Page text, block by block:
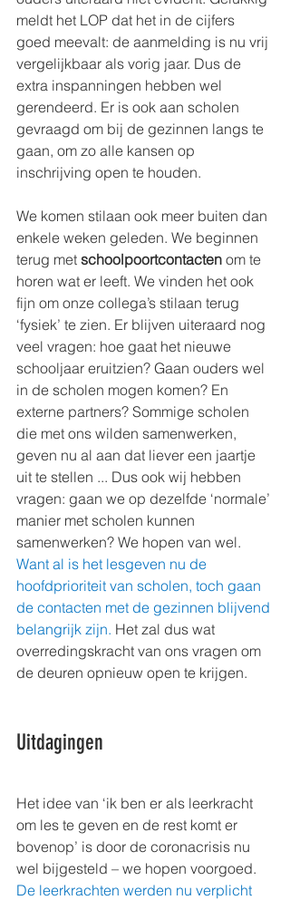
meldt het LOP dat het in de cijfers
goed meevalt: de aanmelding is nu vrij
vergelijkbaar als vorig jaar. Dus de
extra inspanningen hebben wel
gerendeerd. Er is ook aan scholen
gevraagd om bij de gezinnen langs te
gaan, om zo alle kansen op
inschrijving open te houden.
We komen stilaan ook meer buiten dan
enkele weken geleden. We beginnen
terug met schoolpoortcontacten om te
horen wat er leeft. We vinden het ook
fijn om onze collega’s stilaan terug
‘fysiek’ te zien. Er blijven uiteraard nog
veel vragen: hoe gaat het nieuwe
schooljaar eruitzien? Gaan ouders wel
in de scholen mogen komen? En
externe partners? Sommige scholen
die met ons wilden samenwerken,
geven nu al aan dat liever een jaartje
uit te stellen ... Dus ook wij hebben
vragen: gaan we op dezelfde ‘normale’
manier met scholen kunnen
samenwerken? We hopen van wel.
Want al is het lesgeven nu de
hoofdprioriteit van scholen, toch gaan
de contacten met de gezinnen blijvend
belangrijk zijn. Het zal dus wat
overredingskracht van ons vragen om
de deuren opnieuw open te krijgen.
Uitdagingen
Het idee van ‘ik ben er als leerkracht
om les te geven en de rest komt er
bovenop’ is door de coronacrisis nu
wel bijgesteld – we hopen voorgoed.
De leerkrachten werden nu verplicht